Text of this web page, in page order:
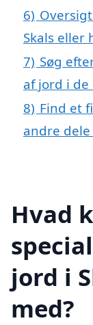
6)
Skals eller
7) Søg
af jord i
8) Find et
andre
Hvad
jord i
med?